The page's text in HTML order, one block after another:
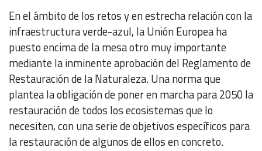
En el ámbito de los retos y en estrecha relación con la
infraestructura verde-azul, la Unión Europea ha
puesto encima de la mesa otro muy importante
mediante la inminente aprobación del Reglamento de
Restauración de la Naturaleza. Una norma que
plantea la obligación de poner en marcha para 2050 la
restauración de todos los ecosistemas que lo
necesiten, con una serie de objetivos específicos para
la restauración de algunos de ellos en concreto.